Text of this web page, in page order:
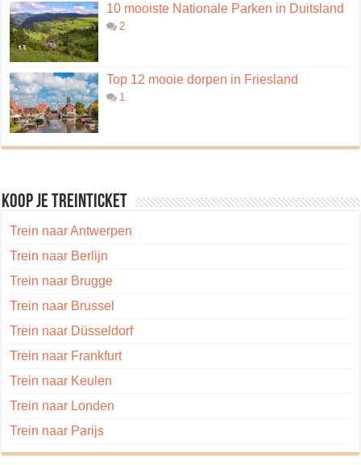
10 mooiste Nationale Parken in Duitsland
2
Top 12 mooie dorpen in Friesland
1
Koop je treinticket
Trein naar Antwerpen
Trein naar Berlijn
Trein naar Brugge
Trein naar Brussel
Trein naar Düsseldorf
Trein naar Frankfurt
Trein naar Keulen
Trein naar Londen
Trein naar Parijs